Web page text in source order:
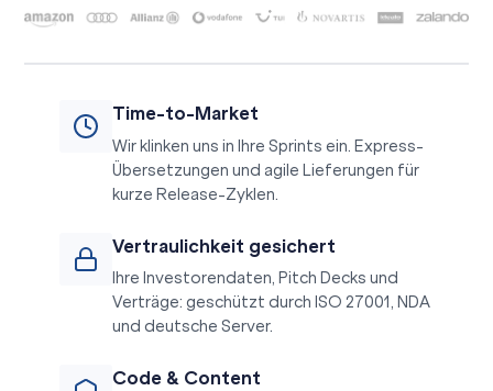
Time-to-Market
Wir klinken uns in Ihre Sprints ein.Express-
Übersetzungen und agile Lieferungen für
kurze Release-Zyklen.
Vertraulichkeit gesichert
Ihre Investorendaten, Pitch Decks und
Verträge: geschützt durch ISO 27001, NDA
und deutsche Server.
Code & Content